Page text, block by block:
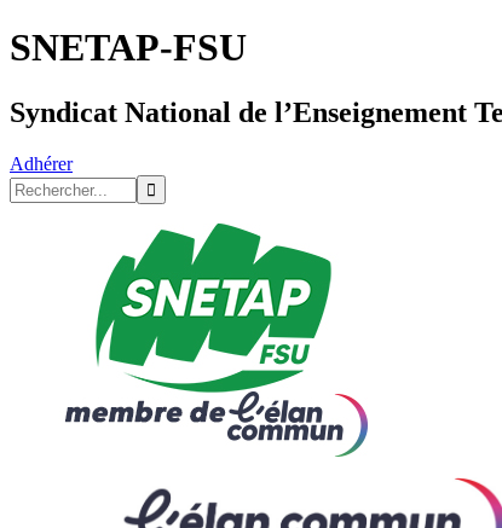
SNETAP-FSU
Syndicat National de l’Enseignement
Adhérer